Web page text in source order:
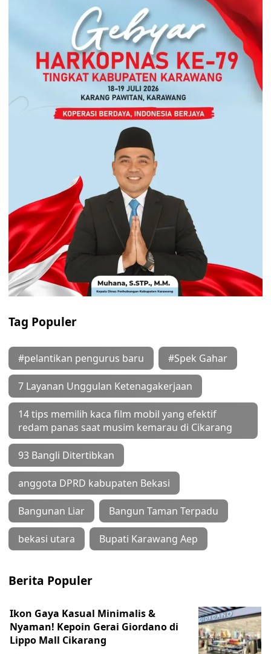
Tag Populer
#pelantikan pengurus baru #Spek Gahar
7 Layanan Unggulan Ketenagakerjaan
14 tips memilih kaca film mobil yang efektif
redam panas saat musim kemarau di Cikarang
93 Bangli Ditertibkan
anggota DPRD kabupaten Bekasi
Bangunan Liar Bangun Taman Terpadu
bekasi utara Bupati Karawang Aep
Berita Populer
Ikon Gaya Kasual Minimalis &
Nyaman! Kepoin Gerai Giordano di
Lippo Mall Cikarang